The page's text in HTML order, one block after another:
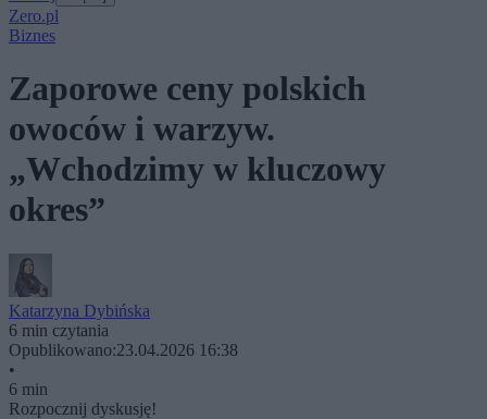
Zero.pl
Biznes
Zaporowe ceny polskich
owoców i warzyw.
„Wchodzimy w kluczowy
okres”
Katarzyna Dybińska
6 min czytania
Opublikowano:23.04.2026 16:38
•
6 min
Rozpocznij dyskusję!